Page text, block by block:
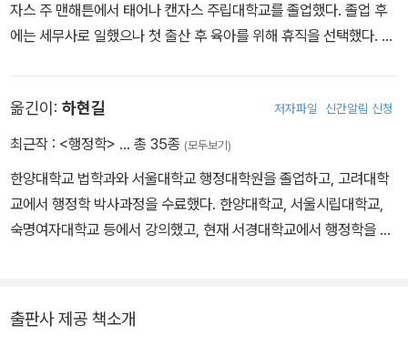
자스 주 맨해튼에서 태어나 캔자스 주립대학교를 졸업했다. 졸업 후
에는 세무사로 일했으나 첫 출산 후 육아를 위해 휴직을 선택했다. 휴
한 시골마을을 배경으로 이십여 년에 걸친 비극적 가족사를 담은 《벤
트로드》는 데뷔작이라고는 믿을 수 없는 완성도와 흡인력을 자랑하
은 물론, <뉴욕타임스> 선정 ‘주목할 만한 스릴러’, <라이브러리 저널
> 선정 ‘올해의 책’ 등 각종 매체에서 아메리칸 고딕 소설의 새로운 전
범이라 극찬받으며 강렬한 인상을 남겼다. 2014년에 발표한 《그녀
016년 《그의 발소리에 죽다Let me die in his footsteps》로 에드
옮긴이: 하현길 저자파일 신간알림 신청
최근작 : <행정학> … 총 35종 (모두보기)
한양대학교 법학과와 서울대학교 행정대학원을 졸업하고, 고려대학
교에서 행정학 박사과정을 수료했다. 한양대학교, 서울시립대학교,
숙명여자대학교 등에서 강의했고, 현재 서경대학교에서 행정학을 강
출판사 제공 책소개